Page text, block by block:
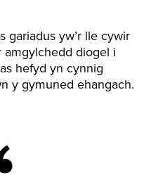
gariadus yw’r lle cywir
amgylchedd diogel i
hefyd yn cynnig
y gymuned ehangach.